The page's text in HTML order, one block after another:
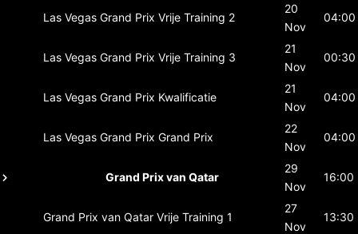
Las Vegas Grand Prix Vrije Training 2
20
Nov
04:00
Las Vegas Grand Prix Vrije Training 3
21
Nov
00:30
Las Vegas Grand Prix Kwalificatie
21
Nov
04:00
Las Vegas Grand Prix Grand Prix
22
Nov
04:00
Grand Prix van Qatar
29
Nov
16:00
Grand Prix van Qatar Vrije Training 1
27
Nov
13:30